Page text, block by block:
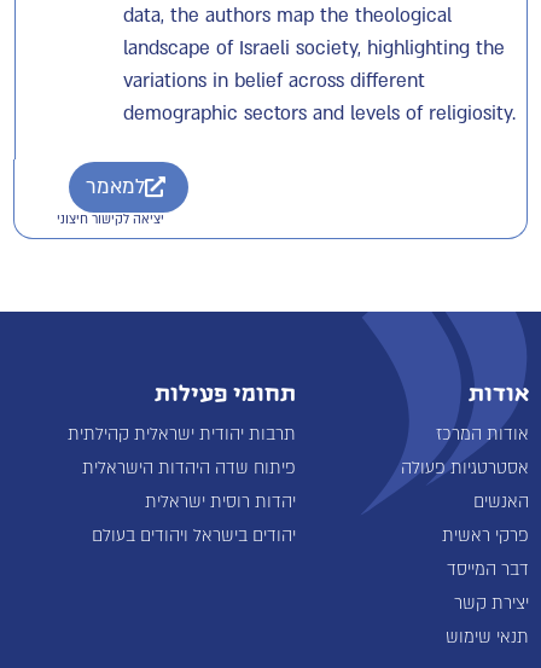
data, the authors map the theological
landscape of Israeli society, highlighting the
variations in belief across different
demographic sectors and levels of religiosity.
למאמר
יציאה לקישור חיצוני
אודות
אודות המרכז
אסטרטגיות פעולה
האנשים
פרקי ראשית
דבר המייסד
יצירת קשר
תנאי שימוש
תחומי פעילות
תרבות יהודית ישראלית קהילתית
פיתוח שדה היהדות הישראלית
יהדות רוסית ישראלית
יהודים בישראל ויהודים בעולם